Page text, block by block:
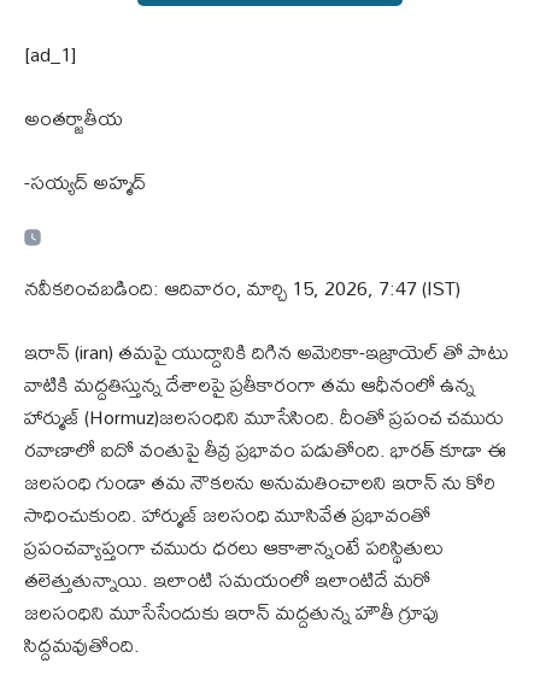
[ad_1]
అంతర్జాతీయ
-సయ్యద్ అహ్మద్
నవీకరించబడింది: ఆదివారం, మార్చి 15, 2026, 7:47 (IST)
ఇరాన్ (iran) తమపై యుద్దానికి దిగిన అమెరికా-ఇజ్రాయెల్ తో పాటు
వాటికి మద్దతిస్తున్న దేశాలపై ప్రతీకారంగా తమ ఆధీనంలో ఉన్న
హార్ముజ్ (Hormuz)జలసంధిని మూసేసింది. దీంతో ప్రపంచ చమురు
రవాణాలో ఐదో వంతుపై తీవ్ర ప్రభావం పడుతోంది. భారత్ కూడా ఈ
జలసంధి గుండా తమ నౌకలను అనుమతించాలని ఇరాన్ ను కోరి
సాధించుకుంది. హార్ముజ్ జలసంధి మూసివేత ప్రభావంతో
ప్రపంచవ్యాప్తంగా చమురు ధరలు ఆకాశాన్నంటే పరిస్థితులు
తలెత్తుతున్నాయి. ఇలాంటి సమయంలో ఇలాంటిదే మరో
జలసంధిని మూసేసేందుకు ఇరాన్ మద్దతున్న హౌతీ గ్రూపు
సిద్దమవుతోంది.